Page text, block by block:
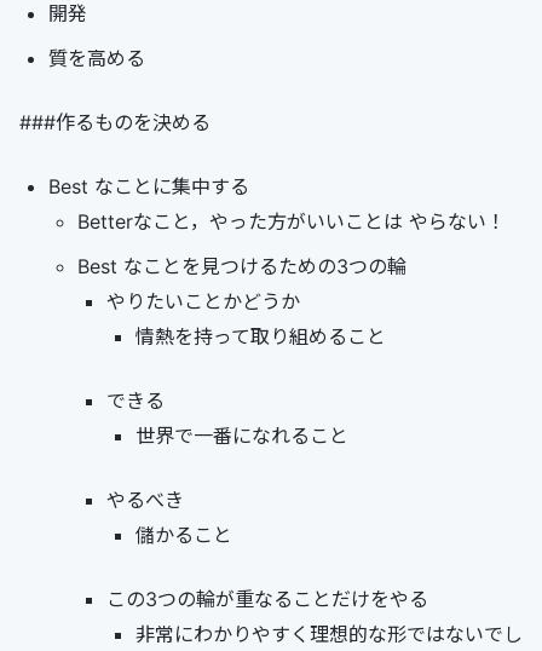
開発
質を高める
###作るものを決める
Best なことに集中する
Betterなこと，やった方がいいことは やらない！
Best なことを見つけるための3つの輪
やりたいことかどうか
情熱を持って取り組めること
できる
世界で一番になれること
やるべき
儲かること
この3つの輪が重なることだけをやる
非常にわかりやすく理想的な形ではないでし